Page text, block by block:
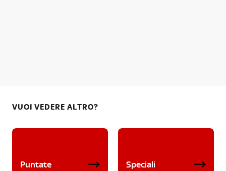
VUOI VEDERE ALTRO?
Puntate Speciali